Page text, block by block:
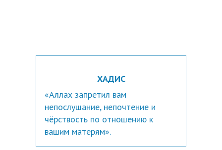
ХАДИС
«Аллах запретил вам
непослушание, непочтение и
чёрствость по отношению к
вашим матерям».